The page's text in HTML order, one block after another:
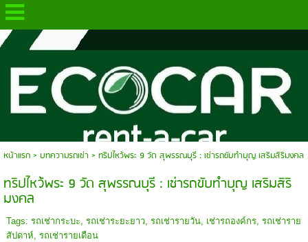
.
หน้าแรก> บทความรถเช่า > ทริปไหว้พระ 9 วัด สุพรรณบุรี : เช่ารถขับทำบุญ เสริมสิริมงคล
ทริปไหว้พระ 9 วัด สุพรรณบุรี : เช่ารถขับทำบุญ เสริมสิริ
มงคล
Tags: รถเช่ากระบะ, รถเช่าระยะยาว, รถเช่ารายวัน, เช่ารถองค์กร, รถเช่าราย
สัปดาห์, รถเช่ารายเดือน